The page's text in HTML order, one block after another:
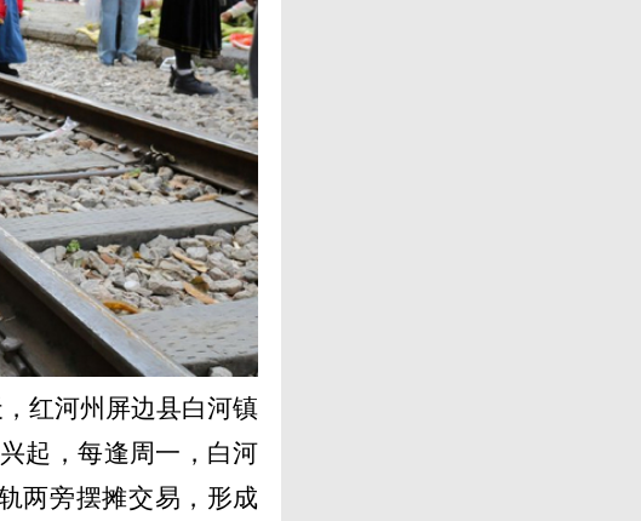
红河州屏边县白河镇
起，每逢周一，白河
两旁摆摊交易，形成